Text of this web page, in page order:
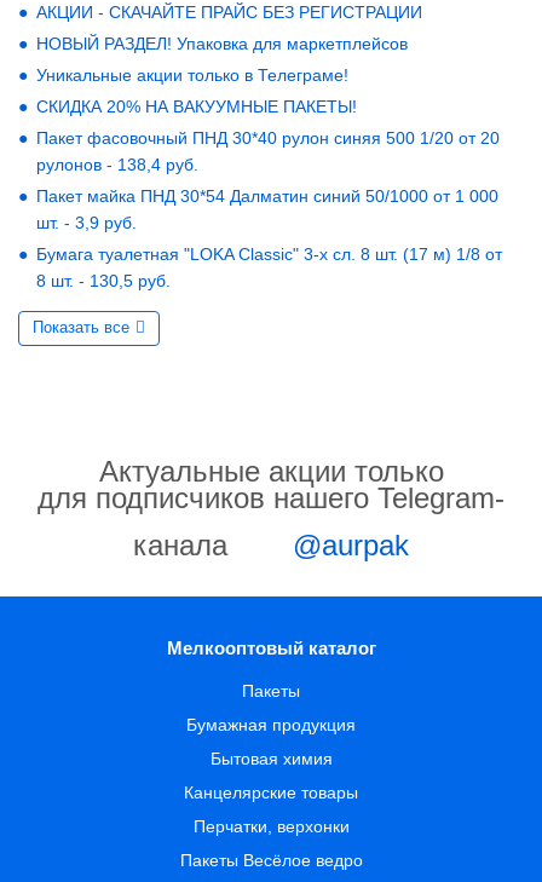
АКЦИИ - СКАЧАЙТЕ ПРАЙС БЕЗ РЕГИСТРАЦИИ
НОВЫЙ РАЗДЕЛ! Упаковка для маркетплейсов
Уникальные акции только в Телеграме!
СКИДКА 20% НА ВАКУУМНЫЕ ПАКЕТЫ!
Пакет фасовочный ПНД 30*40 рулон синяя 500 1/20 от 20
рулонов - 138,4 руб.
Пакет майка ПНД 30*54 Далматин синий 50/1000 от 1 000
шт. - 3,9 руб.
Бумага туалетная "LOKA Classic" 3-х сл. 8 шт. (17 м) 1/8 от
8 шт. - 130,5 руб.
Показать все
Актуальные акции только
для подписчиков нашего Telegram-
канала
@aurpak
Мелкооптовый каталог
Пакеты
Бумажная продукция
Бытовая химия
Канцелярские товары
Перчатки, верхонки
Пакеты Весёлое ведро